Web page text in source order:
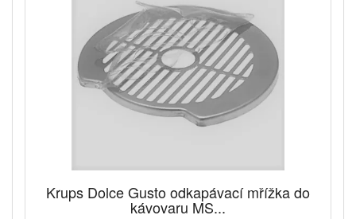
Krups Dolce Gusto odkapávací mřížka do
kávovaru MS...